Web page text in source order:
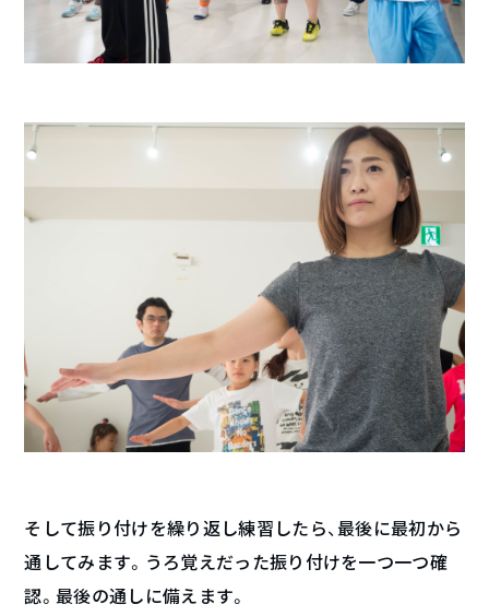
そして振り付けを繰り返し練習したら、最後に最初から
通してみます。うろ覚えだった振り付けを一つ一つ確
認。最後の通しに備えます。